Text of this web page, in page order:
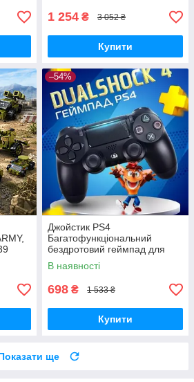
1 254 ₴ 3 052 ₴
Купити
–54%
Джойстик PS4
Багатофункціональний
бездротовий геймпад для
Bluetooth-консолі з подвійною
вібрацією DualShock 4 V3.5
В наявності
698 ₴ 1 533 ₴
Купити
ще